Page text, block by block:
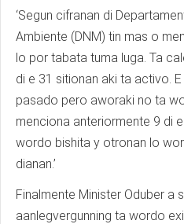
‘Segun cifranan di
Ambiente (DNM) tin mas o
lo por tabata tuma luga. Ta
di e 31 sitionan aki ta activo.
pasado pero aworaki no ta
menciona anteriormente 9 di
wordo bishita y otronan lo
dianan.’
Finalmente Minister Oduber a
aanlegvergunning ta wordo